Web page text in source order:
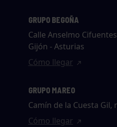
GRUPO BEGOÑA
Calle Anselmo
Gijón - Asturias
Cómo llegar
GRUPO MAREO
Camín de la Cuesta Gil,
Cómo llegar